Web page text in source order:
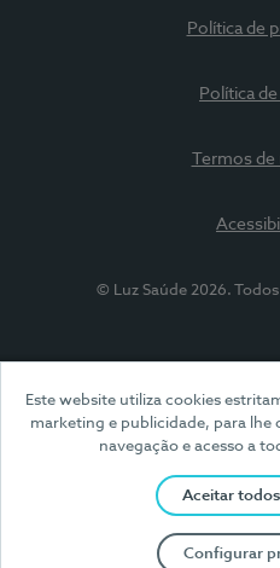
Este website utiliza cookies
marketing e publicidade, para lhe
navegação e acesso a
Aceitar
Configurar
Política de
Política
Termos
© Luz Saúde 2026.